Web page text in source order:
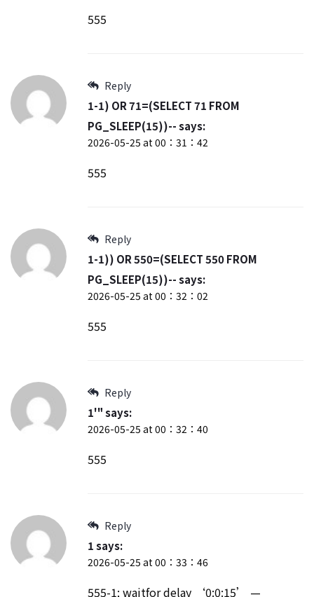
555
Reply
1-1) OR 71=(SELECT 71 FROM
PG_SLEEP(15))--says:
2026-05-25 at 00：31：42
555
Reply
1-1)) OR 550=(SELECT 550 FROM
PG_SLEEP(15))--says:
2026-05-25 at 00：32：02
555
Reply
1'"says:
2026-05-25 at 00：32：40
555
Reply
1says:
2026-05-25 at 00：33：46
555-1; waitfor delay ‘0:0:15’ —